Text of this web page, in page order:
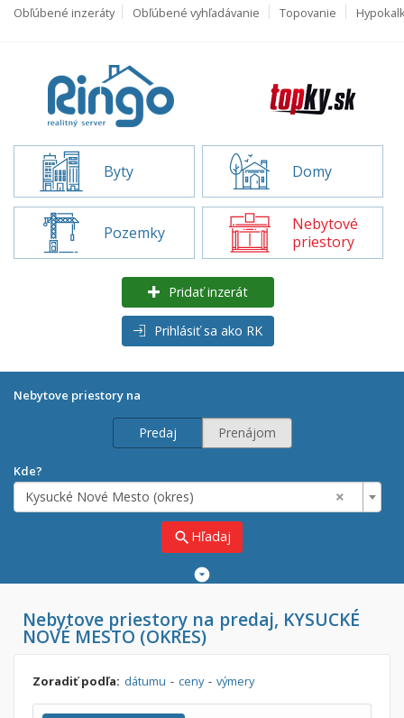
Obľúbené inzeráty Obľúbené vyhľadávanie Topovanie
Byty Domy
Pozemky
Nebytové
priestory
Pridať inzerát
Prihlásiť sa ako RK
Nebytove priestory na
Predaj Prenájom
Kde?
×
Kysucké Nové Mesto (okres)
search Hľadaj
Predaj
Prenájom
Cena
Od:
Do: €
Nebytove priestory na predaj, KYSUCKÉ
NOVÉ MESTO (OKRES)
Zoradiť podľa: dátumu - ceny - výmery